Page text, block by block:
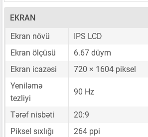
EKRAN
Ekran növü
IPS LCD
Ekran ölçüsü
6.67 düym
Ekran icazəsi
720 × 1604 piksel
Yeniləmə
tezliyi
90 Hz
Tərəf nisbəti
20:9
Piksel sıxlığı
264 ppi